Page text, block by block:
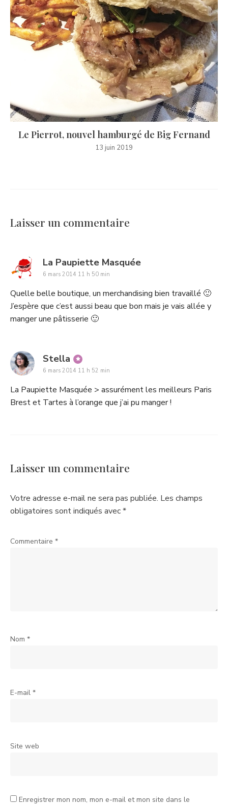
Le Pierrot, nouvel hamburgé de Big Fernand
13 juin 2019
Laisser un commentaire
La Paupiette Masquéesays:
6 mars 2014 11 h 50 min
Quelle belle boutique, un merchandising bien travaillé 🙂
J’espère que c’est aussi beau que bon mais je vais allée y
manger une pâtisserie 🙂
Stella says:
6 mars 2014 11 h 52 min
La Paupiette Masquée > assurément les meilleurs Paris
Brest et Tartes à l’orange que j’ai pu manger !
Laisser un commentaire
Votre adresse e-mail ne sera pas publiée. Les champs
obligatoires sont indiqués avec*
Commentaire *
Nom *
E-mail *
Site web
Enregistrer mon nom, mon e-mail et mon site dans le